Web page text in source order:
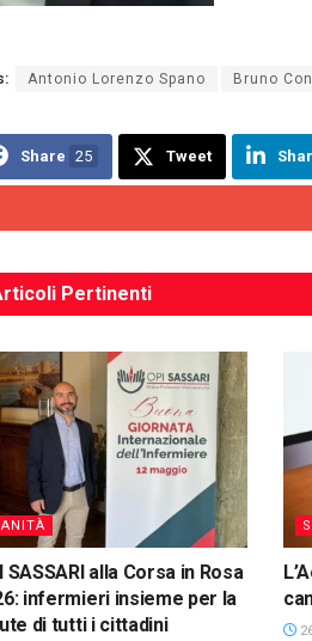
Antonio Lorenzo Spano Bruno
Share 25 Tweet
Pertinenti
SASSARI alla Corsa in Rosa
infermieri insieme per la
di tutti i cittadini